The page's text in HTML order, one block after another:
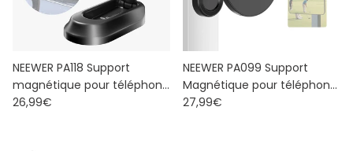
NEEWER PA118 Support
magnétique pour téléphone
Portable
Prix habituel
26,99€
NEEWER PA099 Support
Magnétique pour téléphone
Portable
Prix habituel
27,99€